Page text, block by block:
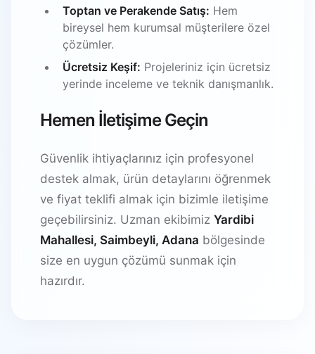
Toptan ve Perakende Satış: Hem
bireysel hem kurumsal müşterilere özel
çözümler.
Ücretsiz Keşif: Projeleriniz için ücretsiz
yerinde inceleme ve teknik danışmanlık.
Hemen İletişime Geçin
Güvenlik ihtiyaçlarınız için profesyonel
destek almak, ürün detaylarını öğrenmek
ve fiyat teklifi almak için bizimle iletişime
geçebilirsiniz. Uzman ekibimiz Yardibi
Mahallesi, Saimbeyli, Adana bölgesinde
size en uygun çözümü sunmak için
hazırdır.